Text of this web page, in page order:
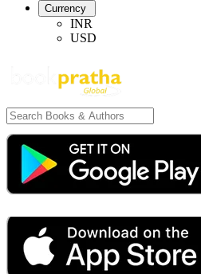
Currency
INR
USD